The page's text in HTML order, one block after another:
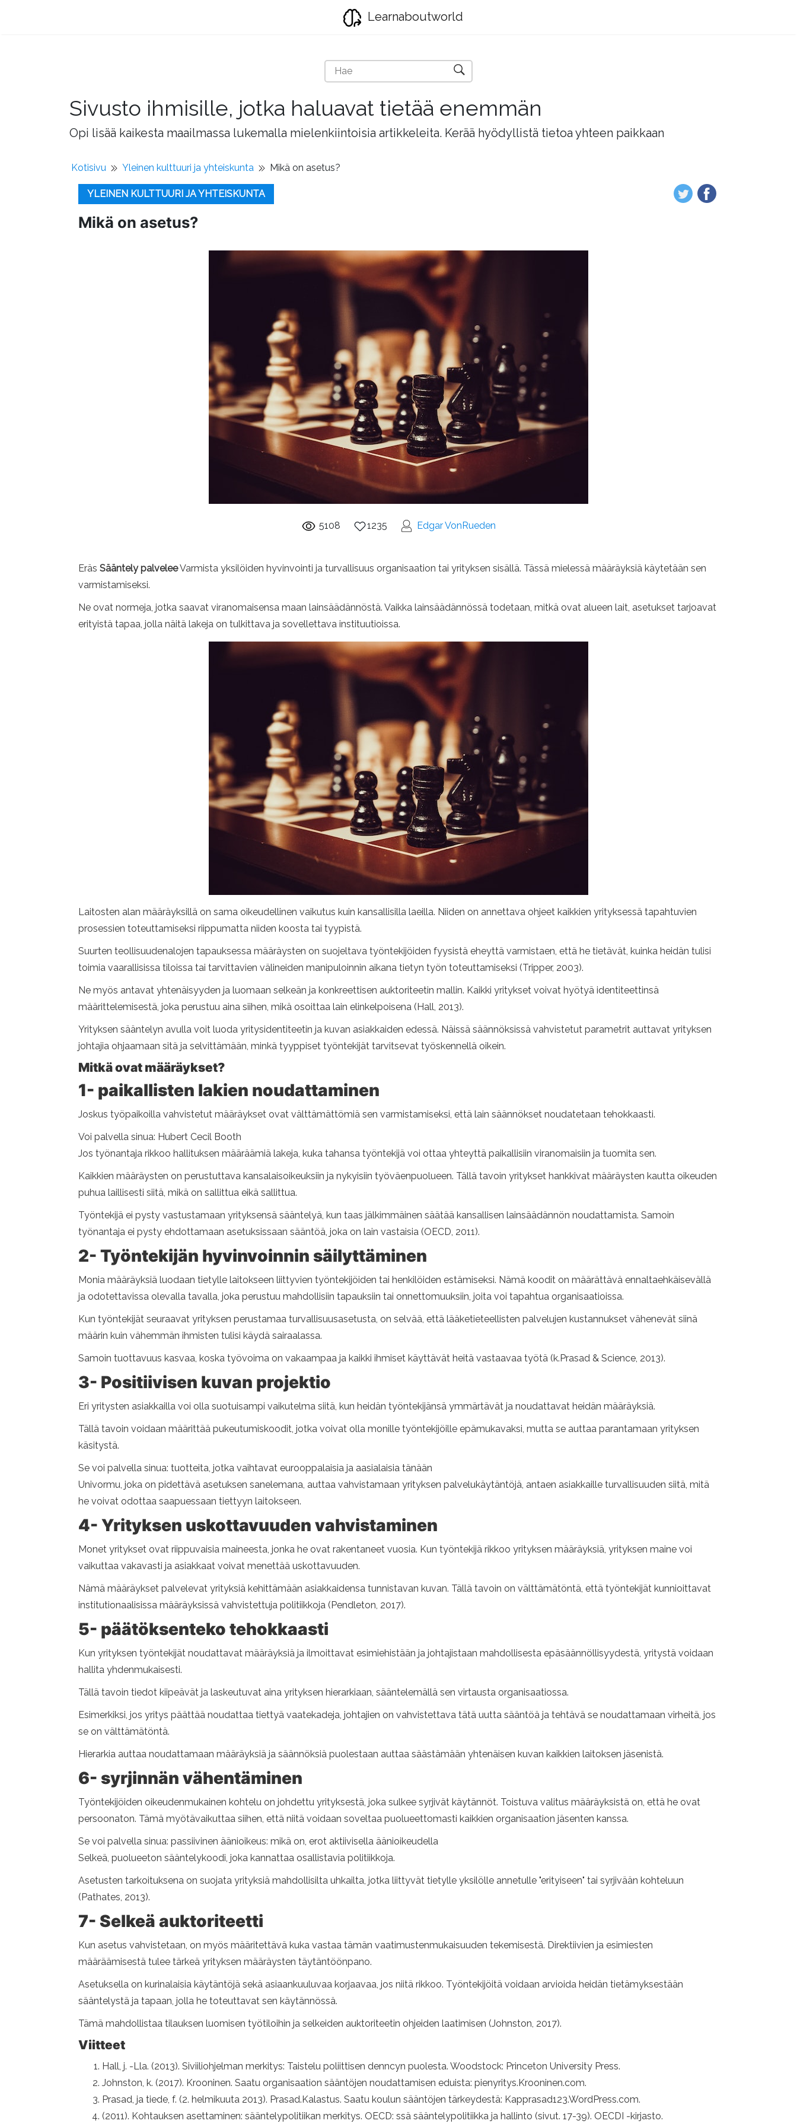
Learnaboutworld
Sivusto ihmisille, jotka haluavat tietää enemmän
Opi lisää kaikesta maailmassa lukemalla mielenkiintoisia artikkeleita. Kerää hyödyllistä tietoa yhteen paikkaan
Kotisivu Yleinen kulttuuri ja yhteiskunta Mikä on asetus?
YLEINEN KULTTUURI JA YHTEISKUNTA
Mikä on asetus?
5108 1235 Edgar VonRueden
Eräs Sääntely palveleeVarmista yksilöiden hyvinvointi ja turvallisuus organisaation tai yrityksen sisällä. Tässä mielessä määräyksiä käytetään sen
varmistamiseksi.
Ne ovat normeja, jotka saavat viranomaisensa maan lainsäädännöstä. Vaikka lainsäädännössä todetaan, mitkä ovat alueen lait, asetukset tarjoavat
erityistä tapaa, jolla näitä lakeja on tulkittava ja sovellettava instituutioissa.
Laitosten alan määräyksillä on sama oikeudellinen vaikutus kuin kansallisilla laeilla. Niiden on annettava ohjeet kaikkien yrityksessä tapahtuvien
prosessien toteuttamiseksi riippumatta niiden koosta tai tyypistä.
Suurten teollisuudenalojen tapauksessa määräysten on suojeltava työntekijöiden fyysistä eheyttä varmistaen, että he tietävät, kuinka heidän tulisi
toimia vaarallisissa tiloissa tai tarvittavien välineiden manipuloinnin aikana tietyn työn toteuttamiseksi (Tripper, 2003).
Ne myös antavat yhtenäisyyden ja luomaan selkeän ja konkreettisen auktoriteetin mallin. Kaikki yritykset voivat hyötyä identiteettinsä
määrittelemisestä, joka perustuu aina siihen, mikä osoittaa lain elinkelpoisena (Hall, 2013).
Yrityksen sääntelyn avulla voit luoda yritysidentiteetin ja kuvan asiakkaiden edessä. Näissä säännöksissä vahvistetut parametrit auttavat yrityksen
johtajia ohjaamaan sitä ja selvittämään, minkä tyyppiset työntekijät tarvitsevat työskennellä oikein.
Mitkä ovat määräykset?
1- paikallisten lakien noudattaminen
Joskus työpaikoilla vahvistetut määräykset ovat välttämättömiä sen varmistamiseksi, että lain säännökset noudatetaan tehokkaasti.
Voi palvella sinua: Hubert Cecil Booth
Jos työnantaja rikkoo hallituksen määräämiä lakeja, kuka tahansa työntekijä voi ottaa yhteyttä paikallisiin viranomaisiin ja tuomita sen.
Kaikkien määräysten on perustuttava kansalaisoikeuksiin ja nykyisiin työväenpuolueen. Tällä tavoin yritykset hankkivat määräysten kautta oikeuden
puhua laillisesti siitä, mikä on sallittua eikä sallittua.
Työntekijä ei pysty vastustamaan yrityksensä sääntelyä, kun taas jälkimmäinen säätää kansallisen lainsäädännön noudattamista. Samoin
työnantaja ei pysty ehdottamaan asetuksissaan sääntöä, joka on lain vastaisia ​​(OECD, 2011).
2- Työntekijän hyvinvoinnin säilyttäminen
Monia määräyksiä luodaan tietylle laitokseen liittyvien työntekijöiden tai henkilöiden estämiseksi. Nämä koodit on määrättävä ennaltaehkäisevällä
ja odotettavissa olevalla tavalla, joka perustuu mahdollisiin tapauksiin tai onnettomuuksiin, joita voi tapahtua organisaatioissa.
Kun työntekijät seuraavat yrityksen perustamaa turvallisuusasetusta, on selvää, että lääketieteellisten palvelujen kustannukset vähenevät siinä
määrin kuin vähemmän ihmisten tulisi käydä sairaalassa.
Samoin tuottavuus kasvaa, koska työvoima on vakaampaa ja kaikki ihmiset käyttävät heitä vastaavaa työtä (k.Prasad & Science, 2013).
3- Positiivisen kuvan projektio
Eri yritysten asiakkailla voi olla suotuisampi vaikutelma siitä, kun heidän työntekijänsä ymmärtävät ja noudattavat heidän määräyksiä.
Tällä tavoin voidaan määrittää pukeutumiskoodit, jotka voivat olla monille työntekijöille epämukavaksi, mutta se auttaa parantamaan yrityksen
käsitystä.
Se voi palvella sinua: tuotteita, jotka vaihtavat eurooppalaisia ​​ja aasialaisia ​​tänään
Univormu, joka on pidettävä asetuksen sanelemana, auttaa vahvistamaan yrityksen palvelukäytäntöjä, antaen asiakkaille turvallisuuden siitä, mitä
he voivat odottaa saapuessaan tiettyyn laitokseen.
4- Yrityksen uskottavuuden vahvistaminen
Monet yritykset ovat riippuvaisia ​​maineesta, jonka he ovat rakentaneet vuosia. Kun työntekijä rikkoo yrityksen määräyksiä, yrityksen maine voi
vaikuttaa vakavasti ja asiakkaat voivat menettää uskottavuuden.
Nämä määräykset palvelevat yrityksiä kehittämään asiakkaidensa tunnistavan kuvan. Tällä tavoin on välttämätöntä, että työntekijät kunnioittavat
institutionaalisissa määräyksissä vahvistettuja politiikkoja (Pendleton, 2017).
5- päätöksenteko tehokkaasti
Kun yrityksen työntekijät noudattavat määräyksiä ja ilmoittavat esimiehistään ja johtajistaan ​​mahdollisesta epäsäännöllisyydestä, yritystä voidaan
hallita yhdenmukaisesti.
Tällä tavoin tiedot kiipeävät ja laskeutuvat aina yrityksen hierarkiaan, sääntelemällä sen virtausta organisaatiossa.
Esimerkiksi, jos yritys päättää noudattaa tiettyä vaatekadeja, johtajien on vahvistettava tätä uutta sääntöä ja tehtävä se noudattamaan virheitä, jos
se on välttämätöntä.
Hierarkia auttaa noudattamaan määräyksiä ja säännöksiä puolestaan ​​auttaa säästämään yhtenäisen kuvan kaikkien laitoksen jäsenistä.
6- syrjinnän vähentäminen
Työntekijöiden oikeudenmukainen kohtelu on johdettu yrityksestä, joka sulkee syrjivät käytännöt. Toistuva valitus määräyksistä on, että he ovat
persoonaton. Tämä myötävaikuttaa siihen, että niitä voidaan soveltaa puolueettomasti kaikkien organisaation jäsenten kanssa.
Se voi palvella sinua: passiivinen äänioikeus: mikä on, erot aktiivisella äänioikeudella
Selkeä, puolueeton sääntelykoodi, joka kannattaa osallistavia politiikkoja.
Asetusten tarkoituksena on suojata yrityksiä mahdollisilta uhkailta, jotka liittyvät tietylle yksilölle annetulle "erityiseen" tai syrjivään kohteluun
(Pathates, 2013).
7- Selkeä auktoriteetti
Kun asetus vahvistetaan, on myös määritettävä kuka vastaa tämän vaatimustenmukaisuuden tekemisestä. Direktiivien ja esimiesten
määräämisestä tulee tärkeä yrityksen määräysten täytäntöönpano.
Asetuksella on kurinalaisia ​​käytäntöjä sekä asiaankuuluvaa korjaavaa, jos niitä rikkoo. Työntekijöitä voidaan arvioida heidän tietämyksestään
sääntelystä ja tapaan, jolla he toteuttavat sen käytännössä.
Tämä mahdollistaa tilauksen luomisen työtiloihin ja selkeiden auktoriteetin ohjeiden laatimisen (Johnston, 2017).
Viitteet
Hall, j. -Lla. (2013). Siviiliohjelman merkitys: Taistelu poliittisen denncyn puolesta. Woodstock: Princeton University Press.
Johnston, k. (2017). Krooninen. Saatu organisaation sääntöjen noudattamisen eduista: pienyritys.Krooninen.com.
Prasad, ja tiede, f. (2. helmikuuta 2013). Prasad.Kalastus. Saatu koulun sääntöjen tärkeydestä: Kapprasad123.WordPress.com.
(2011). Kohtauksen asettaminen: sääntelypolitiikan merkitys. OECD: ssä sääntelypolitiikka ja hallinto (sivut. 17-39). OECDI -kirjasto.